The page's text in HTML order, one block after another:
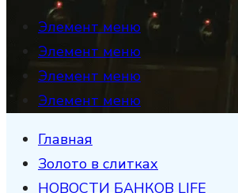
Элемент меню
Элемент меню
Элемент меню
Элемент меню
Главная
Золото в слитках
НОВОСТИ БАНКОВ LIFE